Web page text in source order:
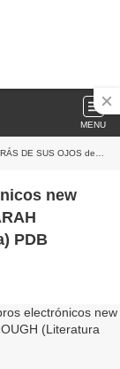
MENU
(Literatura española) PDB
new
PDB